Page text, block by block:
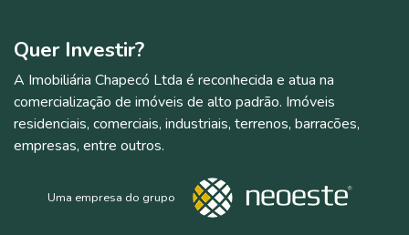
Quer Investir?
A Imobiliária Chapecó Ltda é reconhecida e atua na
comercialização de imóveis de alto padrão. Imóveis
residenciais, comerciais, industriais, terrenos, barracões,
empresas, entre outros.
Uma empresa do grupo